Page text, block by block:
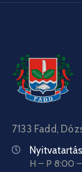
7133 Fadd,
H – P 8:00